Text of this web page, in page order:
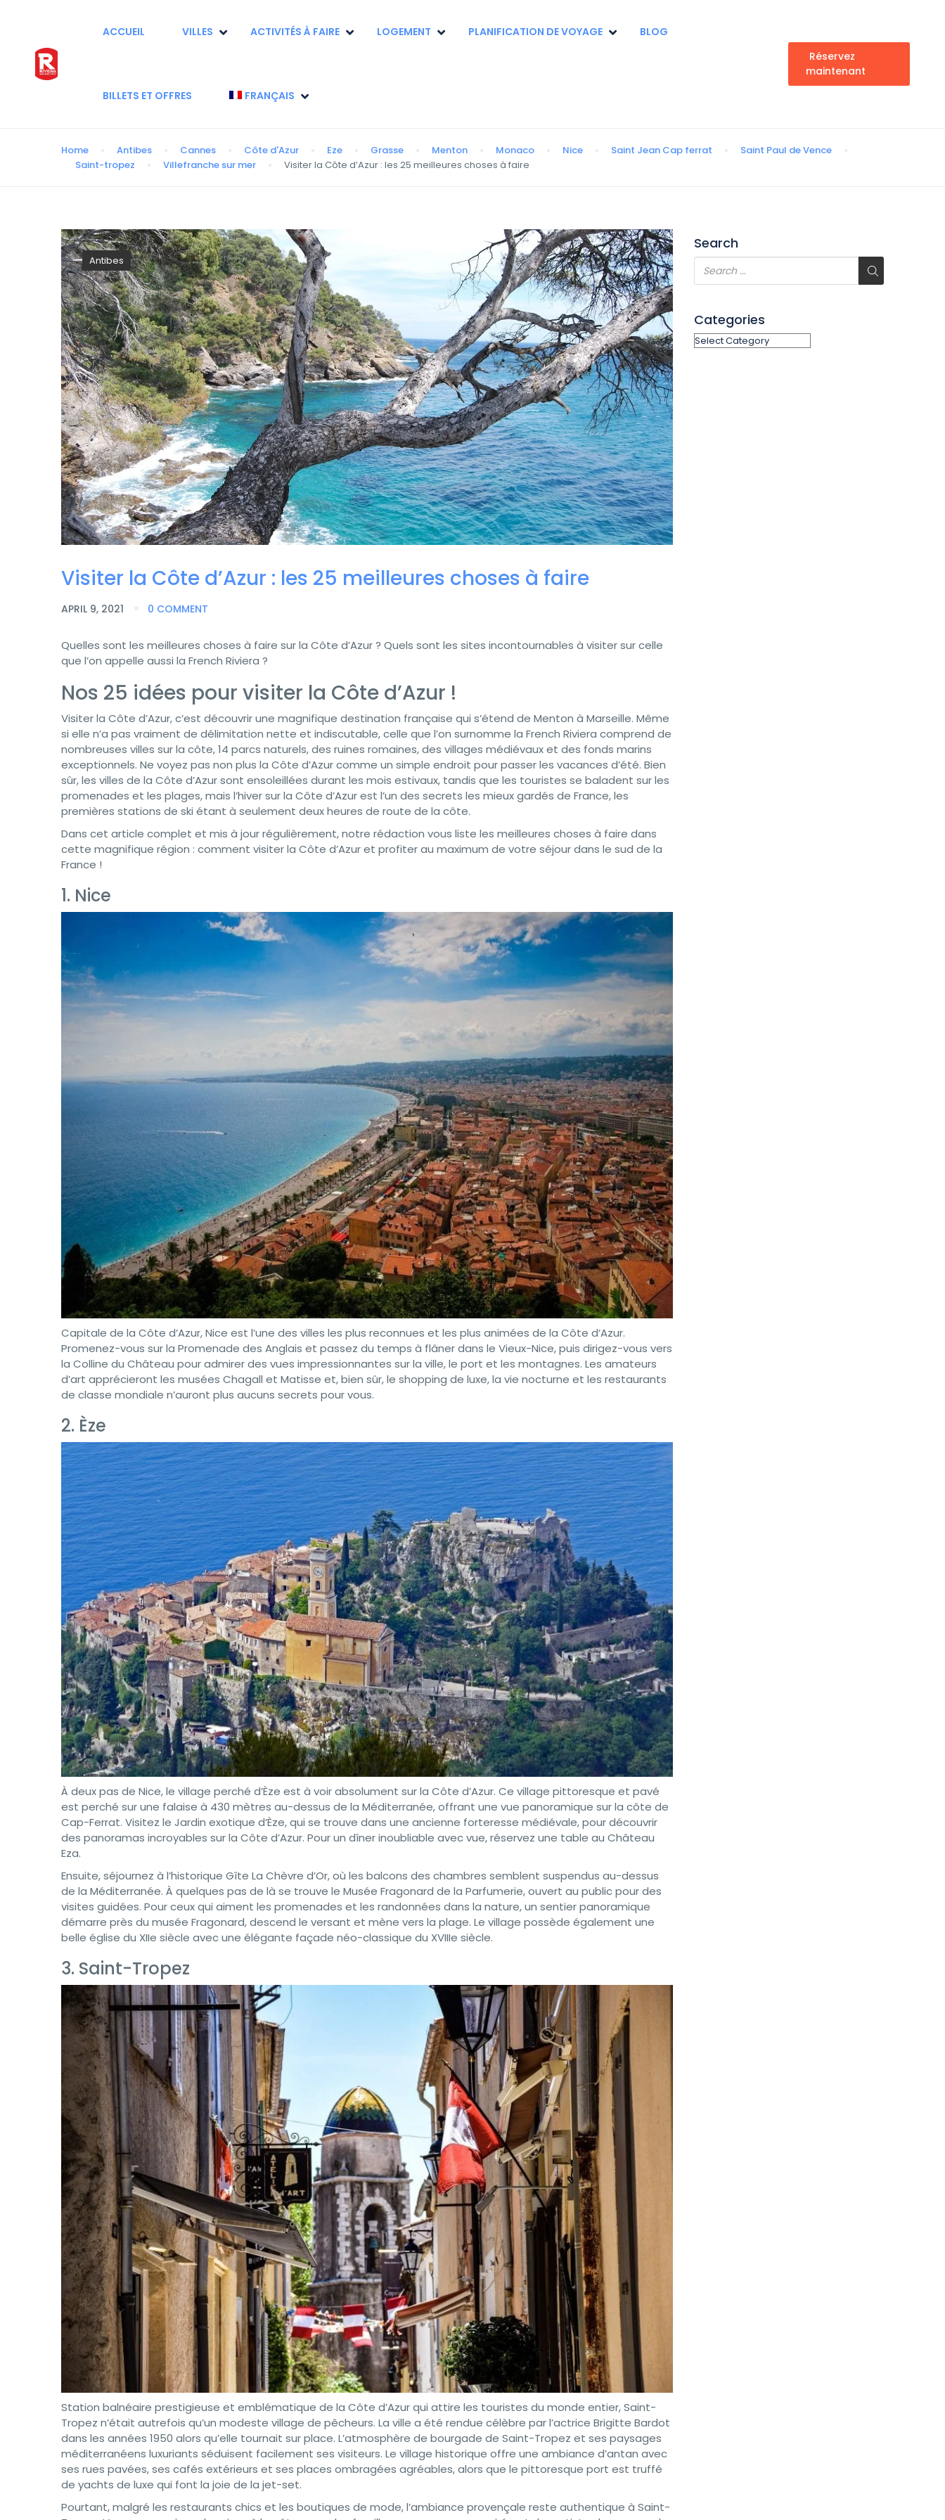
ACCUEIL VILLES ACTIVITÉS À FAIRE LOGEMENT PLANIFICATION DE VOYAGE BLOG
BILLETS ET OFFRES FRANÇAIS
Réservez
maintenant
Home Antibes Cannes Côte d'Azur Eze Grasse Menton Monaco Nice Saint Jean Cap ferrat
Saint Paul de Vence
Saint-tropez
Villefranche sur mer Visiter la Côte d’Azur : les 25 meilleures choses à faire
Antibes
Visiter la Côte d’Azur : les 25 meilleures choses à faire
APRIL 9, 2021 0 COMMENT
Quelles sont les meilleures choses à faire sur la Côte d’Azur ? Quels sont les sites incontournables à visiter sur celle
que l’on appelle aussi la French Riviera ?
Nos 25 idées pour visiter la Côte d’Azur !
Visiter la Côte d’Azur, c’est découvrir une magnifique destination française qui s’étend de Menton à Marseille. Même
si elle n’a pas vraiment de délimitation nette et indiscutable, celle que l’on surnomme la French Riviera comprend de
nombreuses villes sur la côte, 14 parcs naturels, des ruines romaines, des villages médiévaux et des fonds marins
exceptionnels. Ne voyez pas non plus la Côte d’Azur comme un simple endroit pour passer les vacances d’été. Bien
sûr, les villes de la Côte d’Azur sont ensoleillées durant les mois estivaux, tandis que les touristes se baladent sur les
promenades et les plages, mais l’hiver sur la Côte d’Azur est l’un des secrets les mieux gardés de France, les
premières stations de ski étant à seulement deux heures de route de la côte.
Dans cet article complet et mis à jour régulièrement, notre rédaction vous liste les meilleures choses à faire dans
cette magnifique région : comment visiter la Côte d’Azur et profiter au maximum de votre séjour dans le sud de la
France !
1. Nice
Capitale de la Côte d’Azur, Nice est l’une des villes les plus reconnues et les plus animées de la Côte d’Azur.
Promenez-vous sur la Promenade des Anglais et passez du temps à flâner dans le Vieux-Nice, puis dirigez-vous vers
la Colline du Château pour admirer des vues impressionnantes sur la ville, le port et les montagnes. Les amateurs
d’art apprécieront les musées Chagall et Matisse et, bien sûr, le shopping de luxe, la vie nocturne et les restaurants
de classe mondiale n’auront plus aucuns secrets pour vous.
2. Èze
À deux pas de Nice, le village perché d’Èze est à voir absolument sur la Côte d’Azur. Ce village pittoresque et pavé
est perché sur une falaise à 430 mètres au-dessus de la Méditerranée, offrant une vue panoramique sur la côte de
Cap-Ferrat. Visitez le Jardin exotique d’Èze, qui se trouve dans une ancienne forteresse médiévale, pour découvrir
des panoramas incroyables sur la Côte d’Azur. Pour un dîner inoubliable avec vue, réservez une table au Château
Eza.
Ensuite, séjournez à l’historique Gîte La Chèvre d’Or, où les balcons des chambres semblent suspendus au-dessus
de la Méditerranée. À quelques pas de là se trouve le Musée Fragonard de la Parfumerie, ouvert au public pour des
visites guidées. Pour ceux qui aiment les promenades et les randonnées dans la nature, un sentier panoramique
démarre près du musée Fragonard, descend le versant et mène vers la plage. Le village possède également une
belle église du XIIe siècle avec une élégante façade néo-classique du XVIIIe siècle.
3. Saint-Tropez
Station balnéaire prestigieuse et emblématique de la Côte d’Azur qui attire les touristes du monde entier, Saint-
Tropez n’était autrefois qu’un modeste village de pêcheurs. La ville a été rendue célèbre par l’actrice Brigitte Bardot
dans les années 1950 alors qu’elle tournait sur place. L’atmosphère de bourgade de Saint-Tropez et ses paysages
méditerranéens luxuriants séduisent facilement ses visiteurs. Le village historique offre une ambiance d’antan avec
ses rues pavées, ses cafés extérieurs et ses places ombragées agréables, alors que le pittoresque port est truffé
de yachts de luxe qui font la joie de la jet-set.
Pourtant, malgré les restaurants chics et les boutiques de mode, l’ambiance provençale reste authentique à Saint-
Search
Categories